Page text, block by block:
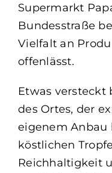
Supermarkt
Bundesstraße
Vielfalt an
offenlässt.
Etwas versteckt
des Ortes, der
eigenem Anbau
köstlichen
Reichhaltigkeit